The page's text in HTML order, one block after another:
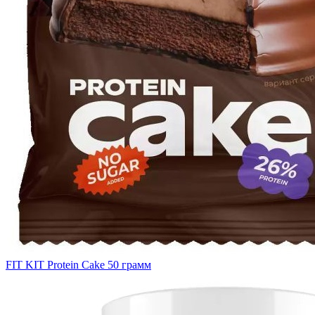
FIT KIT Protein Cake 50 грамм